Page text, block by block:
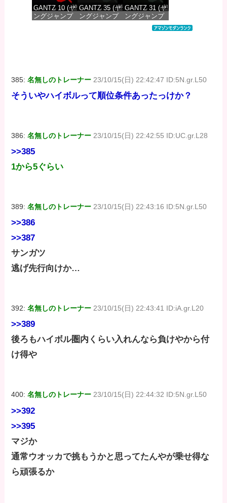
GANTZ 10 (ヤ
ングジャンプ
GANTZ 35 (ヤ
ングジャンプ
GANTZ 31 (ヤ
ングジャンプ
コミックス
385:名無しのトレーナー 23/10/15(日) 22:42:47 ID:5N.gr.L50
そういやハイボルって順位条件あったっけか？
386:名無しのトレーナー 23/10/15(日) 22:42:55 ID:UC.gr.L28
>>385
1から5ぐらい
389:名無しのトレーナー 23/10/15(日) 22:43:16 ID:5N.gr.L50
>>386
>>387
サンガツ
逃げ先行向けか…
392:名無しのトレーナー 23/10/15(日) 22:43:41 ID:iA.gr.L20
>>389
後ろもハイボル圏内くらい入れんなら負けやから付
け得や
400:名無しのトレーナー 23/10/15(日) 22:44:32 ID:5N.gr.L50
>>392
>>395
マジか
通常ウオッカで挑もうかと思ってたんやが乗せ得な
ら頑張るか